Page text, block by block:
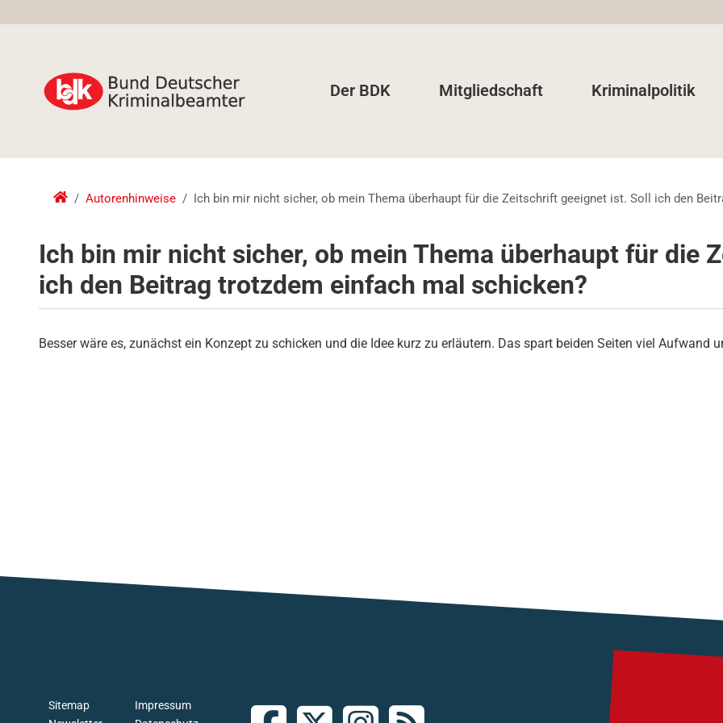
Der BDK Mitgliedschaft Kriminalpolitik
Autorenhinweise Ich bin mir nicht sicher, ob mein Thema überhaupt für die Zeitschrift geeignet ist. Soll ich den
Ich bin mir nicht sicher, ob mein Thema überhaupt für die
ich den Beitrag trotzdem einfach mal schicken?
Besser wäre es, zunächst ein Konzept zu schicken und die Idee kurz zu erläutern. Das spart beiden Seiten viel Aufwand
Sitemap
Impressum